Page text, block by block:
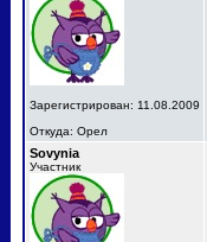
Зарегистрирован: 11.08.2009
Откуда: Орел
Sovynia
Участник